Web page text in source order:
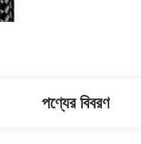
পণ্যের বিবরণ